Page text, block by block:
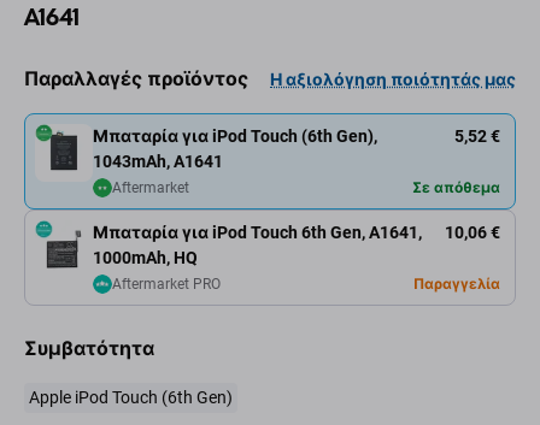
A1641
Παραλλαγές προϊόντος Η αξιολόγηση ποιότητάς μας
Μπαταρία για iPod Touch (6th Gen),
1043mAh, A1641
5,52 €
Aftermarket Σε απόθεμα
Μπαταρία για iPod Touch 6th Gen, A1641,
1000mAh, HQ
10,06 €
Aftermarket PRO Παραγγελία
Συμβατότητα
Apple iPod Touch (6th Gen)